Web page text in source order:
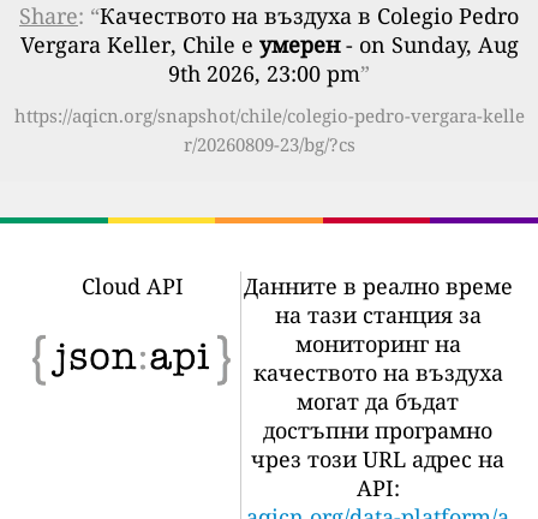
Share: “Качеството на въздуха в Colegio Pedro
Vergara Keller, Chile е умерен- on Sunday, Aug
9th 2026, 23:00 pm”
https://aqicn.org/snapshot/chile/colegio-pedro-vergara-kelle
r/20260809-23/bg/?cs
Cloud API
Данните в реално време
на тази станция за
мониторинг на
качеството на въздуха
могат да бъдат
достъпни програмно
чрез този URL адрес на
API: